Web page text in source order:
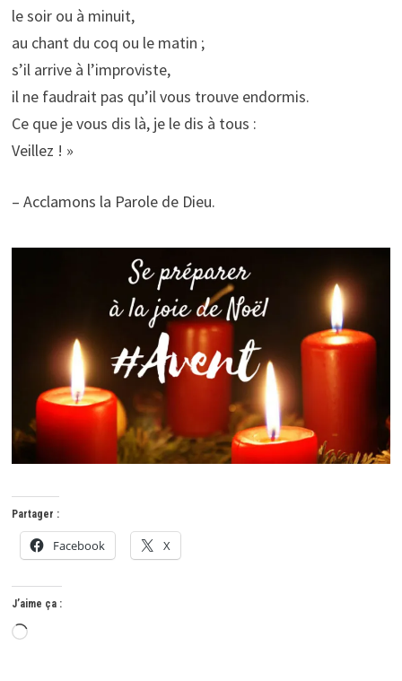
le soir ou à minuit,
au chant du coq ou le matin ;
s’il arrive à l’improviste,
il ne faudrait pas qu’il vous trouve endormis.
Ce que je vous dis là, je le dis à tous :
Veillez ! »
– Acclamons la Parole de Dieu.
Partager :
Facebook X
J’aime ça :
Chargement…